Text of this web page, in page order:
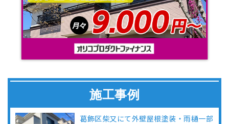
施工事例
葛飾区柴又にて外壁屋根塗装・雨樋一部